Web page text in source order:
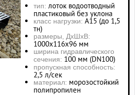
тип: лоток водоотводный
пластиковый без уклона
класс нагрузки: А15 (до 1,5
тн)
размеры, ДхШхВ:
1000х116х96 мм
ширина гидравлического
сечения: 100 мм (DN100)
пропускная способность:
2,5 л/сек
материал: морозостойкий
полипропилен